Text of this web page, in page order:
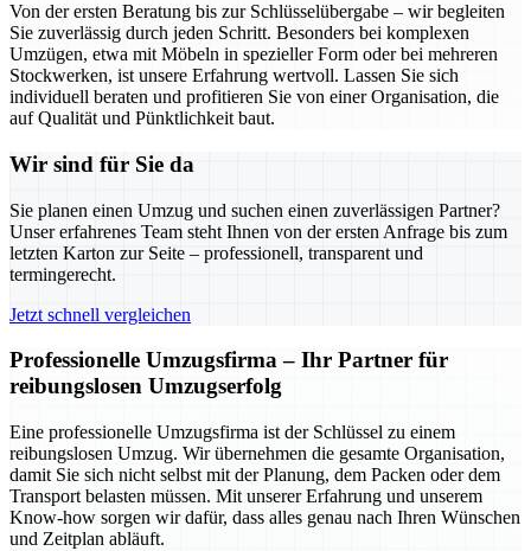
Von der ersten Beratung bis zur Schlüsselübergabe – wir begleiten
Sie zuverlässig durch jeden Schritt. Besonders bei komplexen
Umzügen, etwa mit Möbeln in spezieller Form oder bei mehreren
Stockwerken, ist unsere Erfahrung wertvoll. Lassen Sie sich
individuell beraten und profitieren Sie von einer Organisation, die
auf Qualität und Pünktlichkeit baut.
Wir sind für Sie da
Sie planen einen Umzug und suchen einen zuverlässigen Partner?
Unser erfahrenes Team steht Ihnen von der ersten Anfrage bis zum
letzten Karton zur Seite – professionell, transparent und
termingerecht.
Jetzt schnell vergleichen
Professionelle Umzugsfirma – Ihr Partner für
reibungslosen Umzugserfolg
Eine professionelle Umzugsfirma ist der Schlüssel zu einem
reibungslosen Umzug. Wir übernehmen die gesamte Organisation,
damit Sie sich nicht selbst mit der Planung, dem Packen oder dem
Transport belasten müssen. Mit unserer Erfahrung und unserem
Know-how sorgen wir dafür, dass alles genau nach Ihren Wünschen
und Zeitplan abläuft.